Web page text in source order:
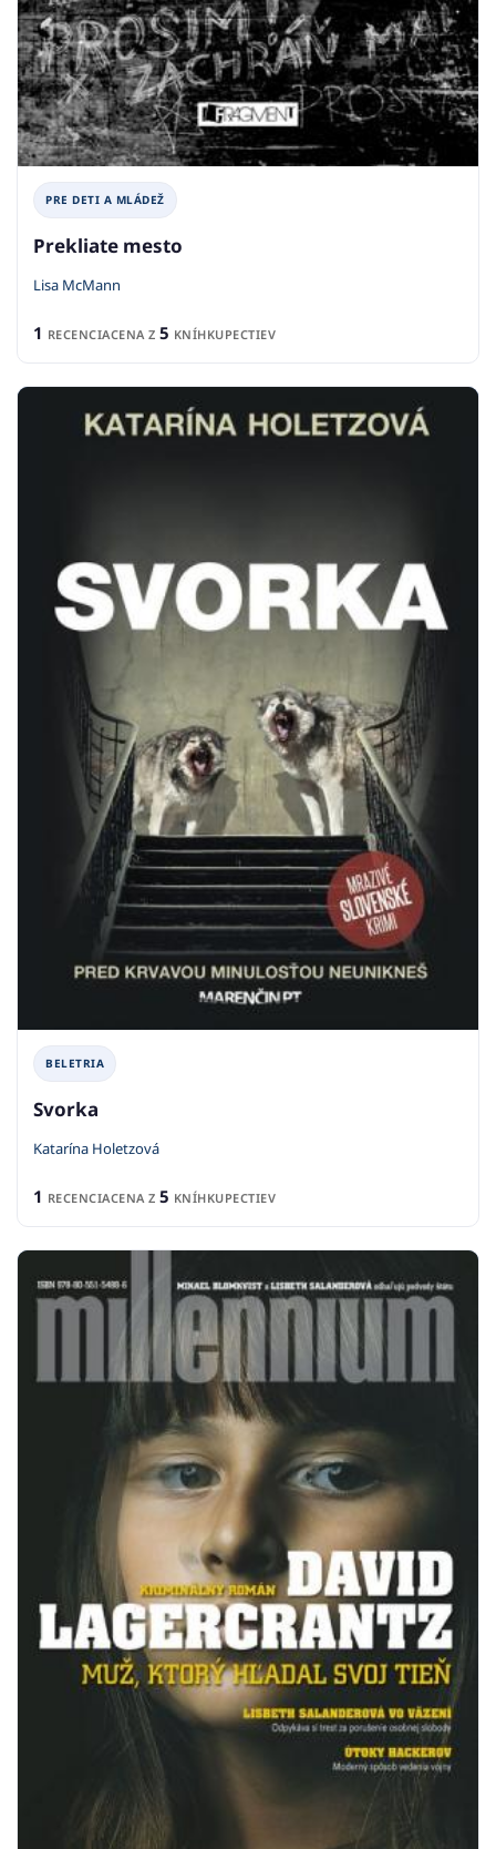
PRE DETI A MLÁDEŽ
Prekliate mesto
Lisa McMann
1 RECENCIACENA Z 5 KNÍHKUPECTIEV
BELETRIA
Svorka
Katarína Holetzová
1 RECENCIACENA Z 5 KNÍHKUPECTIEV